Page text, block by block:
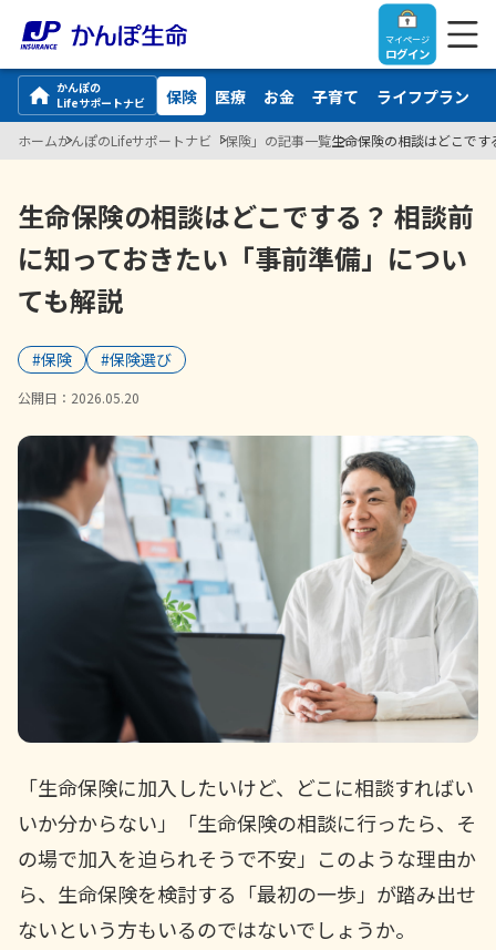
マイページ
ログイン
トップ
ご契約者さま
入院保険金・手術保険金のご請求
お手続き一覧
きっかけ・できごとから探す
マイページでできること
新規登録
ログイン
保険をご検討中のお客さま
終身保険
お見積りシミュレーション
資料請求
保険の探し方のポイント
保険かんたん診断
法人のお客さま
【まずはご相談ください】企業経営でお悩みの方はこ
ちら
法人のお客さま向け商品一覧
目的から探す
お役立ち情報
かんぽ生命の団体取扱い
法人向け資料請求
お問い合わせ先
お役立ち情報
かんぽのLifeサポートナビ
保険
医療
お金
子育て
ライフプラン
かんぽ生命について
かんぽ生命について
ご挨拶
経営理念・経営戦略
会社概要
財務情報
株主・投資家のみなさまへ
日本郵政グループとしての取り組み
よくあるご質問
サステナビリティ
株主・投資家のみなさまへ
採用情報
English
かんぽの
Lifeサポートナビ
保険 医療 お金 子育て ライフプラン
ホームかんぽのLifeサポートナビ 「保険」の記事一覧生命保険の相談はどこで
生命保険の相談はどこでする？ 相談前
に知っておきたい「事前準備」につい
ても解説
#保険 #保険選び
公開日： 2026.05.20
「生命保険に加入したいけど、どこに相談すればい
いか分からない」「生命保険の相談に行ったら、そ
の場で加入を迫られそうで不安」このような理由か
ら、生命保険を検討する「最初の一歩」が踏み出せ
ないという方もいるのではないでしょうか。